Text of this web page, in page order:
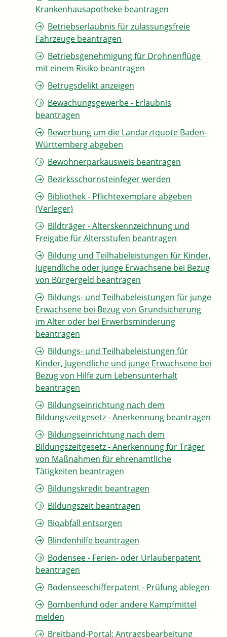
Krankenhausapotheke beantragen
Betriebserlaubnis für zulassungsfreie
Fahrzeuge beantragen
Betriebsgenehmigung für Drohnenflüge
mit einem Risiko beantragen
Betrugsdelikt anzeigen
Bewachungsgewerbe - Erlaubnis
beantragen
Bewerbung um die Landarztquote Baden-
Württemberg abgeben
Bewohnerparkausweis beantragen
Bezirksschornsteinfeger werden
Bibliothek - Pflichtexemplare abgeben
(Verleger)
Bildträger - Alterskennzeichnung und
Freigabe für Altersstufen beantragen
Bildung und Teilhabeleistungen für Kinder,
Jugendliche oder junge Erwachsene bei Bezug
von Bürgergeld beantragen
Bildungs- und Teilhabeleistungen für junge
Erwachsene bei Bezug von Grundsicherung
im Alter oder bei Erwerbsminderung
beantragen
Bildungs- und Teilhabeleistungen für
Kinder, Jugendliche und junge Erwachsene bei
Bezug von Hilfe zum Lebensunterhalt
beantragen
Bildungseinrichtung nach dem
Bildungszeitgesetz - Anerkennung beantragen
Bildungseinrichtung nach dem
Bildungszeitgesetz - Anerkennung für Träger
von Maßnahmen für ehrenamtliche
Tätigkeiten beantragen
Bildungskredit beantragen
Bildungszeit beantragen
Bioabfall entsorgen
Blindenhilfe beantragen
Bodensee - Ferien- oder Urlauberpatent
beantragen
Bodenseeschifferpatent - Prüfung ablegen
Bombenfund oder andere Kampfmittel
melden
Breitband-Portal: Antragsbearbeitung